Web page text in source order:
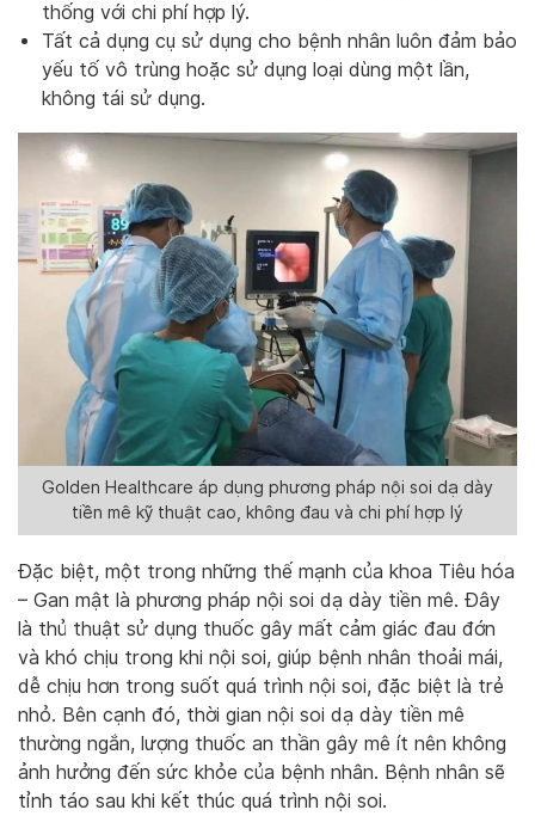
thống với chi phí hợp lý.
Tất cả dụng cụ sử dụng cho bệnh nhân luôn đảm bảo
yếu tố vô trùng hoặc sử dụng loại dùng một lần,
không tái sử dụng.
Golden Healthcare áp dụng phương pháp nội soi dạ dày
tiền mê kỹ thuật cao, không đau và chi phí hợp lý
Đặc biệt, một trong những thế mạnh của khoa Tiêu hóa
– Gan mật là phương pháp nội soi dạ dày tiền mê. Đây
là thủ thuật sử dụng thuốc gây mất cảm giác đau đớn
và khó chịu trong khi nội soi, giúp bệnh nhân thoải mái,
dễ chịu hơn trong suốt quá trình nội soi, đặc biệt là trẻ
nhỏ. Bên cạnh đó, thời gian nội soi dạ dày tiền mê
thường ngắn, lượng thuốc an thần gây mê ít nên không
ảnh hưởng đến sức khỏe của bệnh nhân. Bệnh nhân sẽ
tỉnh táo sau khi kết thúc quá trình nội soi.